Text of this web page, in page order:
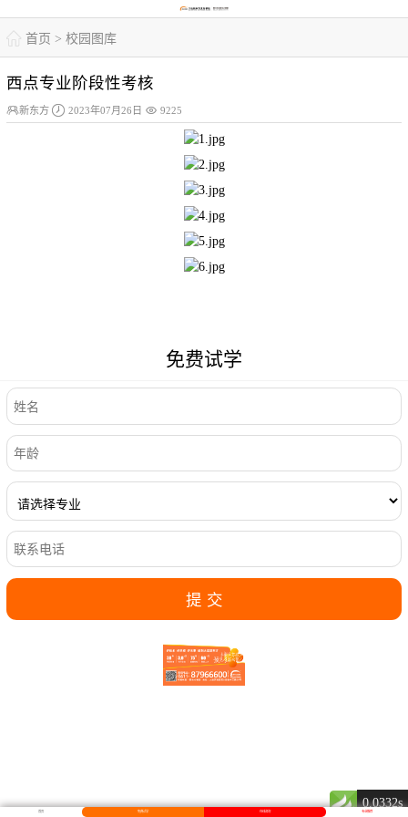
 首页 > 校园图库
西点专业阶段性考核
新东方  2023年07月26日  9225
免费试学
首页 免费试学 在线咨询 专业推荐
0.0332s